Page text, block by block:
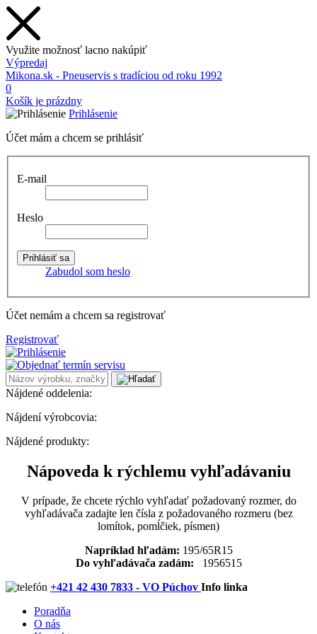
Využite možnosť lacno nakúpiť
Výpredaj
Mikona.sk - Pneuservis s tradíciou od roku 1992
0
Košík je prázdny
Prihlásenie
Účet mám a chcem se prihlásiť
E-mail
Heslo
Zabudol som heslo
Účet nemám a chcem sa registrovať
Registrovať
Nájdené oddelenia:
Nájdení výrobcovia:
Nájdené produkty:
Nápoveda k rýchlemu vyhľadávaniu
V prípade, že chcete rýchlo vyhľadať požadovaný rozmer, do
vyhľadávača zadajte len čísla z požadovaného rozmeru (bez
lomítok, pomĺčiek, písmen)
Napríklad hľadám: 195/65R15
Do vyhľadávača zadám: 1956515
+421 42 430 7833 - VO Púchov Info linka
Poradňa
O nás